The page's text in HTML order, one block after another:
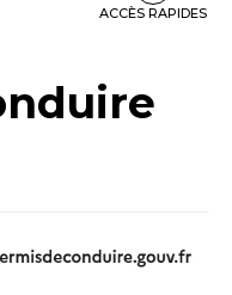
ACCÈS RAPIDES